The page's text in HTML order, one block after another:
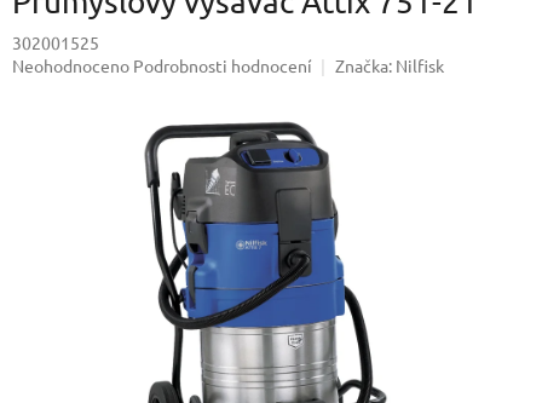
302001525
Průměrné
Neohodnoceno Podrobnosti hodnocení Značka: Nilfisk